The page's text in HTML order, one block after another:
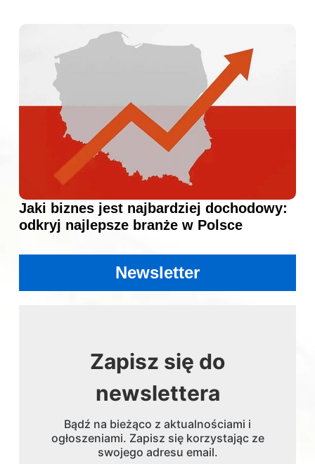
Jaki biznes jest najbardziej dochodowy:
odkryj najlepsze branże w Polsce
Newsletter
Zapisz się do
newslettera
Bądź na bieżąco z aktualnościami i
ogłoszeniami. Zapisz się korzystając ze
swojego adresu email.